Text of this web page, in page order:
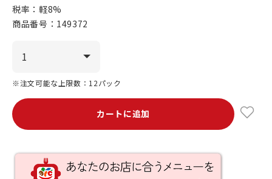
税率：軽8%
商品番号： 149372
※注文可能な上限数：12パック
カートに追加